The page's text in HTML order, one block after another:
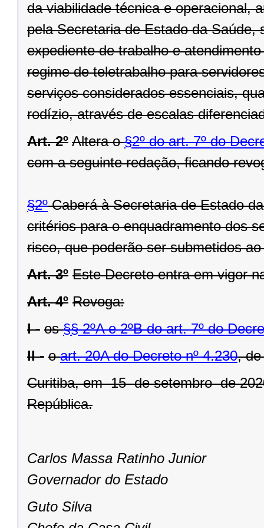
da viabilidade técnica e operacional,
pela Secretaria de Estado da
expediente de trabalho e
regime de teletrabalho para
serviços considerados essenciais,
rodízio, através de escalas
Art. 2º Altera o§2º do art. 7º do
com a seguinte redação, ficando
§2ºCaberá à Secretaria de Estado
critérios para o enquadramento dos
risco, que poderão ser submetidos
Art. 3º Este Decreto entra em vigor
Art. 4º Revoga:
I - os§§ 2ºAe 2ºB do art. 7º do
II - oart. 20A do Decreto nº 4.230,
Curitiba, em 15 de setembro de
República.
Carlos Massa Ratinho Junior
Governador do Estado
Guto Silva